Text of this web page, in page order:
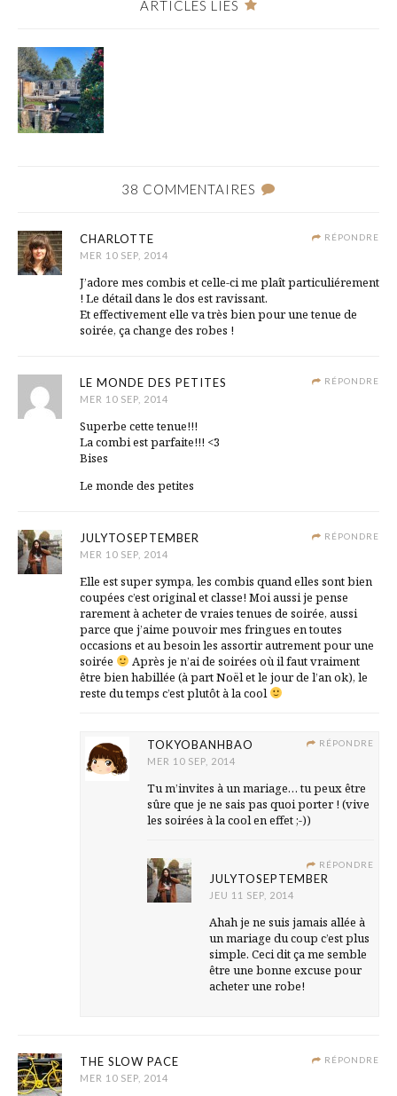
ARTICLES LIÉS
38 COMMENTAIRES
RÉPONDRE
CHARLOTTE
MER 10 SEP, 2014
J’adore mes combis et celle-ci me plaît particuliérement
! Le détail dans le dos est ravissant.
Et effectivement elle va très bien pour une tenue de
soirée, ça change des robes !
RÉPONDRE
LE MONDE DES PETITES
MER 10 SEP, 2014
Superbe cette tenue!!!
La combi est parfaite!!! <3
Bises
Le monde des petites
RÉPONDRE
JULYTOSEPTEMBER
MER 10 SEP, 2014
Elle est super sympa, les combis quand elles sont bien
coupées c’est original et classe! Moi aussi je pense
rarement à acheter de vraies tenues de soirée, aussi
parce que j’aime pouvoir mes fringues en toutes
occasions et au besoin les assortir autrement pour une
soirée
Après je n’ai de soirées où il faut vraiment
être bien habillée (à part Noël et le jour de l’an ok), le
reste du temps c’est plutôt à la cool
RÉPONDRE
TOKYOBANHBAO
MER 10 SEP, 2014
Tu m’invites à un mariage… tu peux être
sûre que je ne sais pas quoi porter ! (vive
les soirées à la cool en effet ;-))
RÉPONDRE
JULYTOSEPTEMBER
JEU 11 SEP, 2014
Ahah je ne suis jamais allée à
un mariage du coup c’est plus
simple. Ceci dit ça me semble
être une bonne excuse pour
acheter une robe!
RÉPONDRE
THE SLOW PACE
MER 10 SEP, 2014